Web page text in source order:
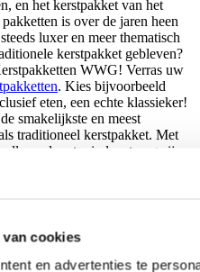
van cookies
en advertenties te
en het kerstpakket van het
is over de jaren heen
luxer en meer thematisch
kerstpakket gebleven?
WWG! Verras uw
. Kies bijvoorbeeld
eten, een echte klassieker!
smakelijkste en meest
traditioneel kerstpakket. Met
wat minder streng zijn
traditioneel cadeaupakket
van het jaar een echt originele